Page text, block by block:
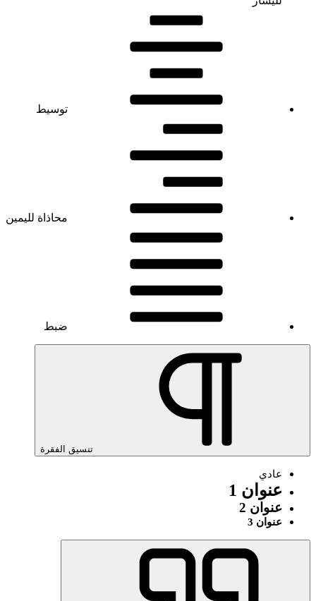
توسيط
محاذاة لليمين
ضبط
تنسيق الفقرة
عادي
عنوان 1
عنوان 2
عنوان 3